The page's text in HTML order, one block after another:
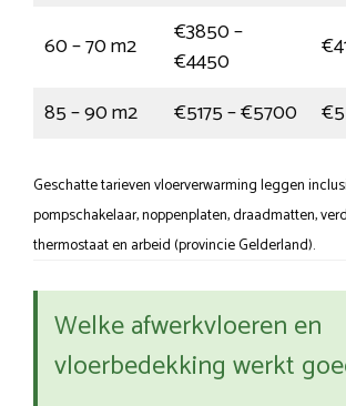
60 – 70 m2
€3850 –
€4450
85 – 90 m2
€5175 – €5700
Geschatte tarieven vloerverwarming leggen
pompschakelaar, noppenplaten, draadmatten,
thermostaat en arbeid (provincie Gelderland).
Welke afwerkvloeren en
vloerbedekking werkt